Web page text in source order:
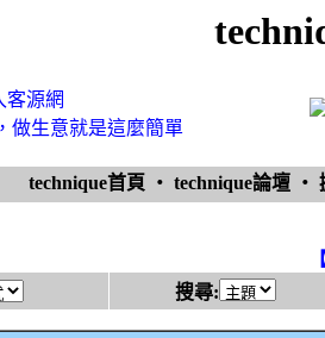
客源網
做生意就是這麼簡單
technique首頁 ‧ technique論壇 ‧
搜尋: